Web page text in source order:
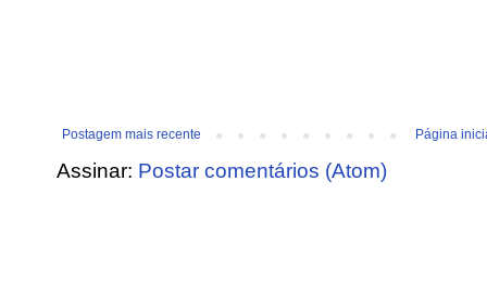
Postagem mais recente Página
Assinar: Postar comentários (Atom)